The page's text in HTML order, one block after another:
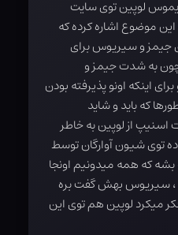
لوپین توی سایت
موضوع اشاره کرده که
و سیریوس برای
چون به شدت جیمز و
اینکه اونو پذیرفته بودن
که باید و شاید
اسنیپ از لوپین به خاطر
توی شیون آوارگان توسط
بشه که همه میدونیم اونجا
، سیریوس بهش گفت بره
میکرد لوپین هم توی این